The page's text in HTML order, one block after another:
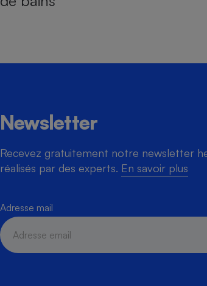
Newsletter
Recevez gratuitement notre newsletter
réalisés par des experts. En savoir plus
Adresse mail